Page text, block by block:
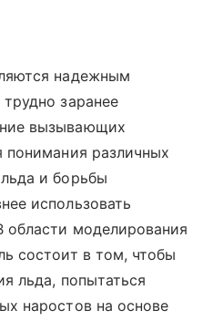
надежным
заранее
вызывающих
понимания различных
и борьбы
использовать
моделирования
состоит в том, чтобы
льда, попытаться
наростов на основе